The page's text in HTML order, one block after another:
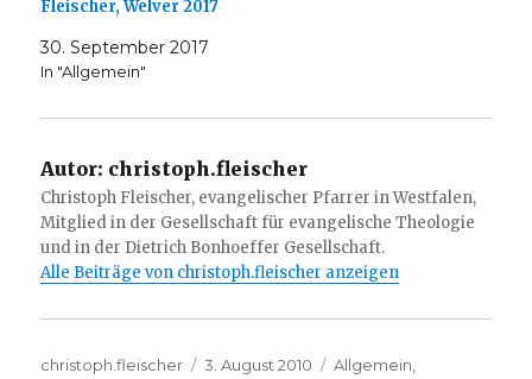
Fleischer, Welver 2017
30. September 2017
In "Allgemein"
Autor: christoph.fleischer
Christoph Fleischer, evangelischer Pfarrer in Westfalen,
Mitglied in der Gesellschaft für evangelische Theologie
und in der Dietrich Bonhoeffer Gesellschaft.
Alle Beiträge von christoph.fleischer anzeigen
Autor
christoph.fleischer
Veröffentlicht
3. August 2010 Kategorien
Allgemein